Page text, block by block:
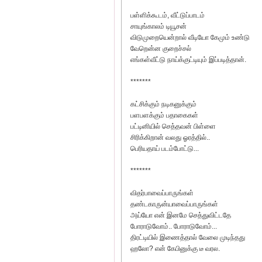
பள்ளிக்கூடம், வீட்டுப்பாடம்
சாயுங்காலம் டியூசன்
விடுமுறையென்றால் வீடியோ கேமும் உண்டு
வேறென்ன குறைச்சல்
எங்கள்வீட்டு நாய்க்குட்டியும் இப்படித்தான்.
*******
கட்சிக்கும் நடிகனுக்கும்
பளபளக்கும் பதாகைகள்
பட்டினியில் செத்தவன் பிள்ளை
சிரிக்கிறான் வலது ஓரத்தில்..
பெரியதாய் படம்போட்டு...
*******
விதர்பாவைப்பாருங்கள்
தண்டகாருன்யாவைப்பாருங்கள்
அய்யோ என் இனமே செத்துவிட்டதே
போராடுவோம்.. போராடுவோம்...
திரட்டியில் இணைத்தால் வேலை முடிந்தது
ஹலோ? என் கேபினுக்கு டீ வரல.